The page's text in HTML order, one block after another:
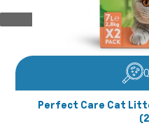
Perfect Care Cat